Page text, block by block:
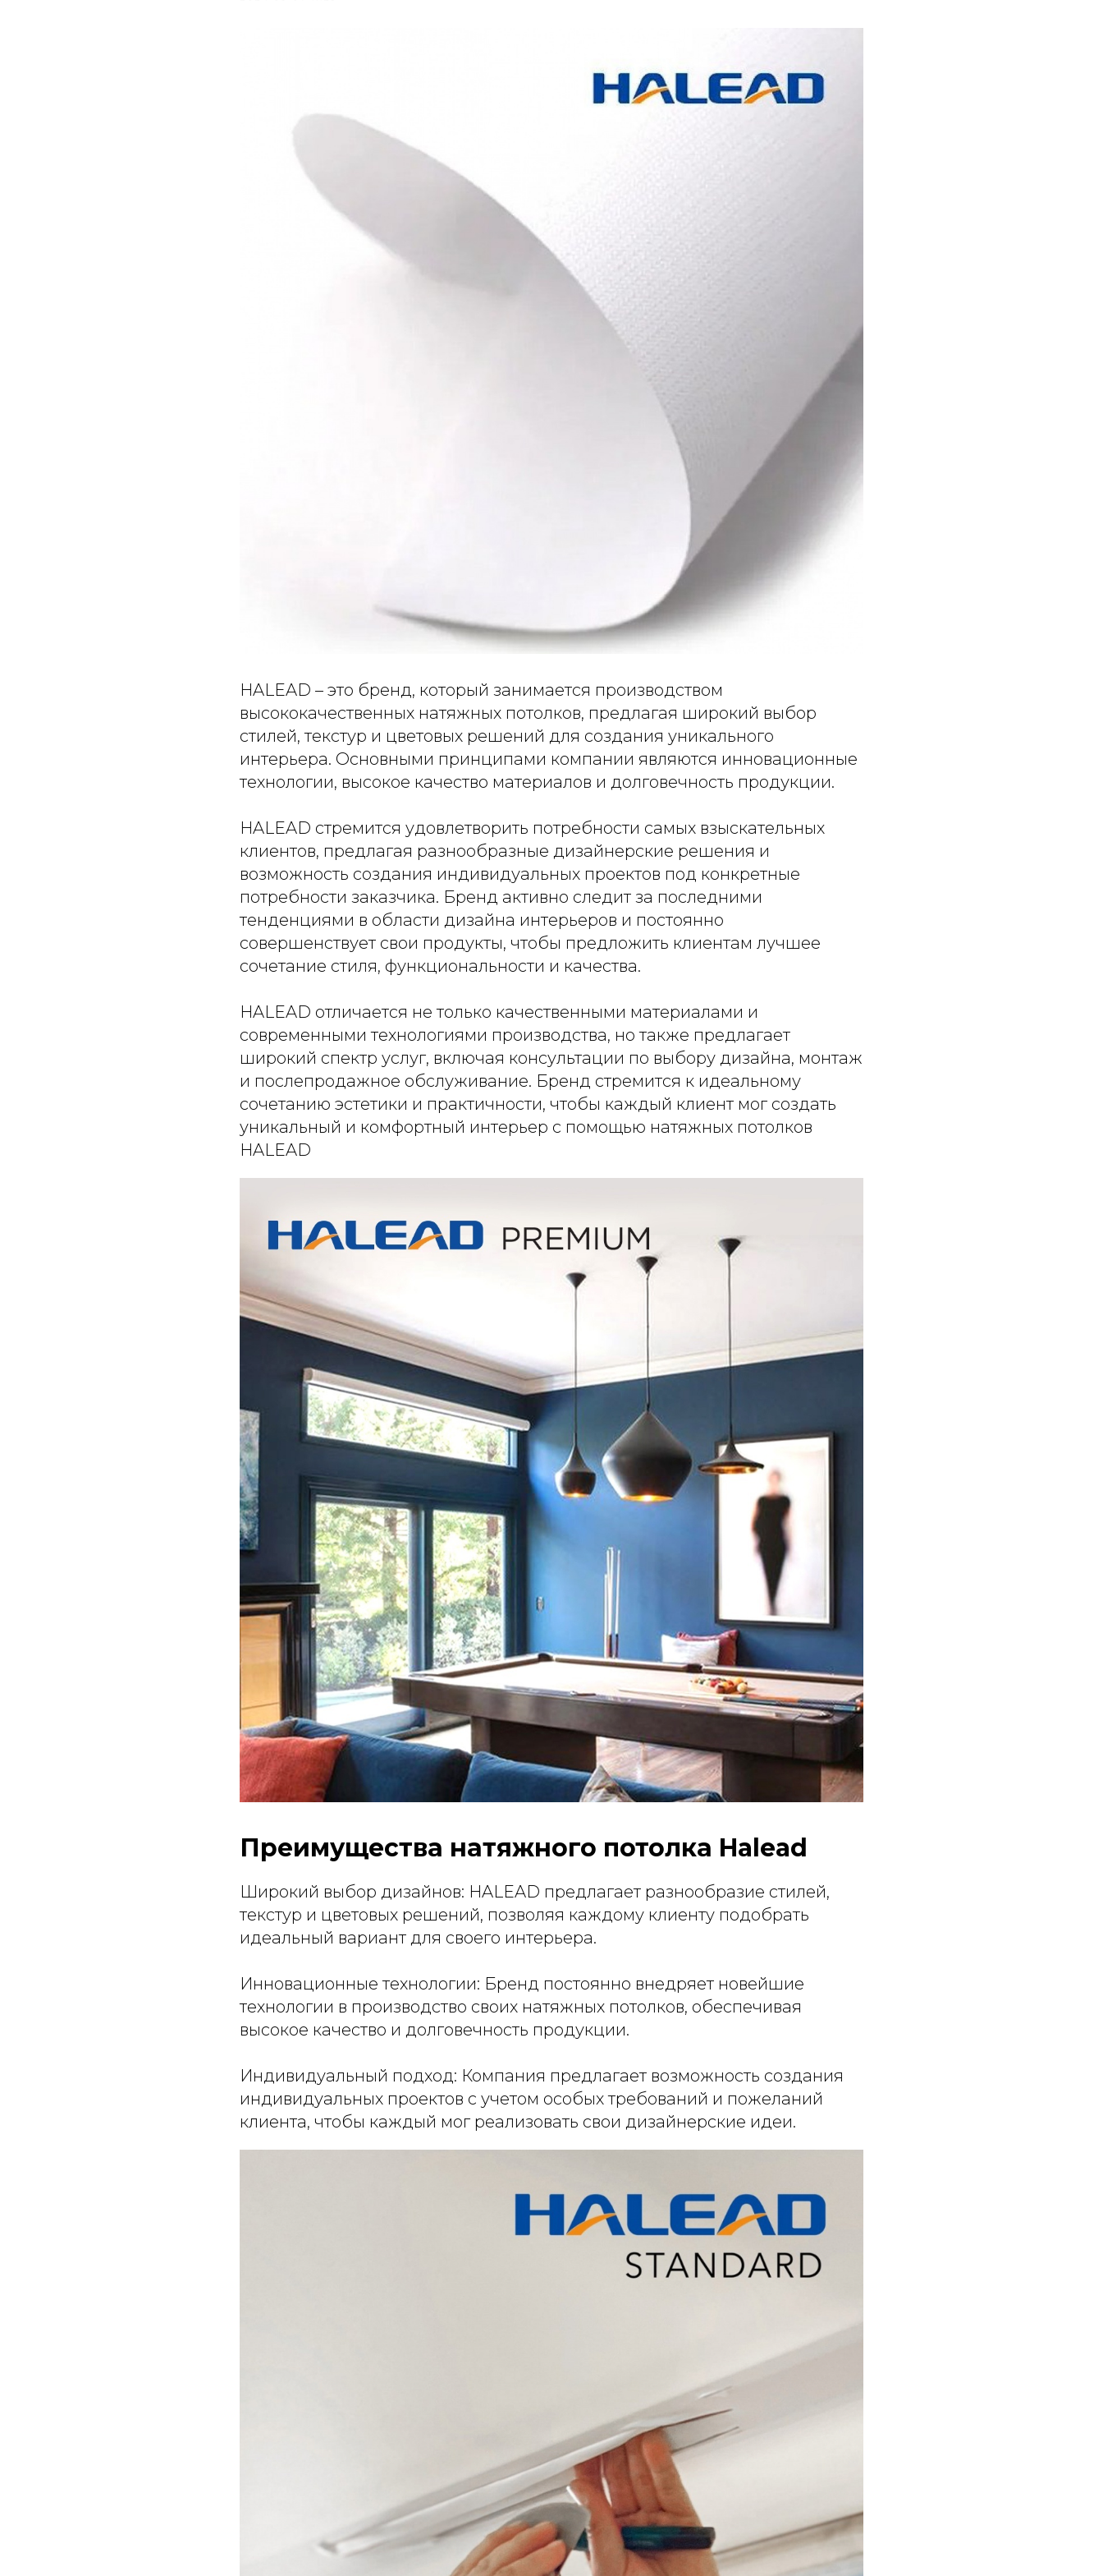
HALEAD – это бренд, который занимается производством
высококачественных натяжных потолков, предлагая широкий выбор
стилей, текстур и цветовых решений для создания уникального
интерьера. Основными принципами компании являются инновационные
технологии, высокое качество материалов и долговечность продукции.
HALEAD стремится удовлетворить потребности самых взыскательных
клиентов, предлагая разнообразные дизайнерские решения и
возможность создания индивидуальных проектов под конкретные
потребности заказчика. Бренд активно следит за последними
тенденциями в области дизайна интерьеров и постоянно
совершенствует свои продукты, чтобы предложить клиентам лучшее
сочетание стиля, функциональности и качества.
HALEAD отличается не только качественными материалами и
современными технологиями производства, но также предлагает
широкий спектр услуг, включая консультации по выбору дизайна, монтаж
и послепродажное обслуживание. Бренд стремится к идеальному
сочетанию эстетики и практичности, чтобы каждый клиент мог создать
уникальный и комфортный интерьер с помощью натяжных потолков
HALEAD
Преимущества натяжного потолка Halead
Широкий выбор дизайнов: HALEAD предлагает разнообразие стилей,
текстур и цветовых решений, позволяя каждому клиенту подобрать
идеальный вариант для своего интерьера.
Инновационные технологии: Бренд постоянно внедряет новейшие
технологии в производство своих натяжных потолков, обеспечивая
высокое качество и долговечность продукции.
Индивидуальный подход: Компания предлагает возможность создания
индивидуальных проектов с учетом особых требований и пожеланий
клиента, чтобы каждый мог реализовать свои дизайнерские идеи.